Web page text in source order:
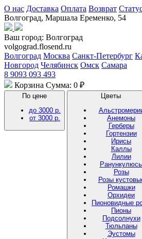
О нас Доставка Оплата Возврат
Волгоград, Маршала Еременко, 54
Ваш город: Волгоград
volgograd.flosend.ru
Волгоград Москва Санкт-Петербург
Новгород Челябинск Омск Самара
8 9093 093 493
Корзина Сумма: 0 ₽
По цене
до 3000 р.
от 3000 р.
Цветы
Анемоны
Герберы
Гортензии
Ирисы
Каллы
Лилии
Розы
Розы
Ромашки
Орхидеи
Пионовидные
Пионы
Подсолнухи
Тюльпаны
Эустомы